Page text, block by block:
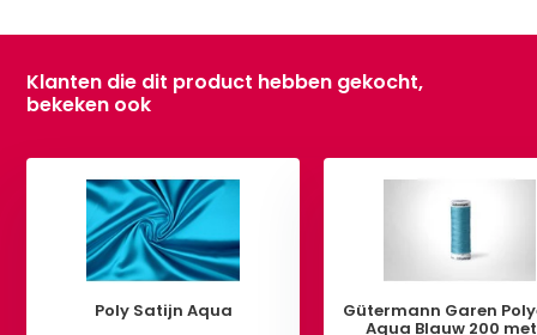
Klanten die dit product hebben gekocht,
bekeken ook
Poly Satijn Aqua Gütermann Garen
Aqua Blauw 200